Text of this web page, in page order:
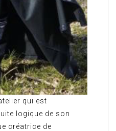
qui est
logique de son
créatrice de